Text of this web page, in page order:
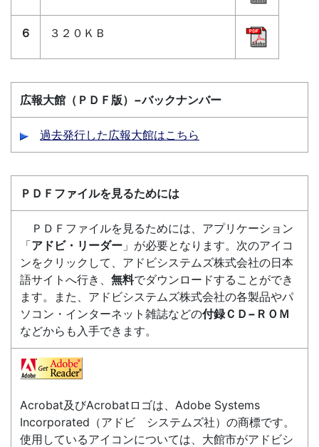
６ ３２０ＫＢ
広報大館（ＰＤＦ版）−バックナンバー
過去発行した広報大館はこちら
ＰＤＦファイルを見るためには
ＰＤＦファイルを見るためには、アプリケーション
「アドビ・リーダー 」が必要となります。次のアイコ
ンをクリックして、アドビシステムズ株式会社の日本
語サイトへ行き、 無料でダウンロードすることができ
ます。また、アドビシステムズ株式会社の各製品やパ
ソコン・インターネット雑誌などの付録ＣＤ−ＲＯＭ
などからも入手できます。
Acrobat及びAcrobatロゴは、Adobe Systems
Incorporated（アドビ システムズ社）の商標です。
使用しているアイコンについては、大館市がアドビシ